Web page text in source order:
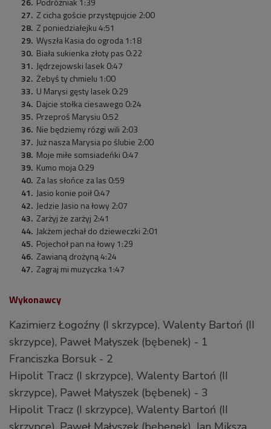
Z cicha goście przystępujcie 2:00
Z poniedziałejku 4:51
Wyszła Kasia do ogroda 1:18
Biała sukienka złoty pas 0:22
Jędrzejowski lasek 0:47
Żebyś ty chmielu 1:00
U Marysi gęsty lasek 0:29
Dajcie stołka ciesawego 0:24
Przeproś Marysiu 0:52
Nie będziemy rózgi wili 2:03
Już nasza Marysia po ślubie 2:00
Moje miłe somsiadeńki 0:47
Kumo moja 0:29
Za las słońce za las 0:59
Jasio konie poił 0:47
Jedzie Jasio na łowy 2:07
Zarżyj że zarżyj 2:41
Jakżem jechał do dzieweczki 2:01
Pojechoł pan na łowy 1:29
Zawianą drożyną 4:24
Zagraj mi muzyczka 1:47
Wykonawcy
Kazimierz Łogoźny (I skrzypce), Walenty Bartoń (II
skrzypce), Paweł Małyszek (bębenek) - 1
Franciszka Borsuk - 2
Hipolit Tracz (I skrzypce), Walenty Bartoń (II
skrzypce), Paweł Małyszek (bębenek) - 3
Hipolit Tracz (I skrzypce), Walenty Bartoń (II